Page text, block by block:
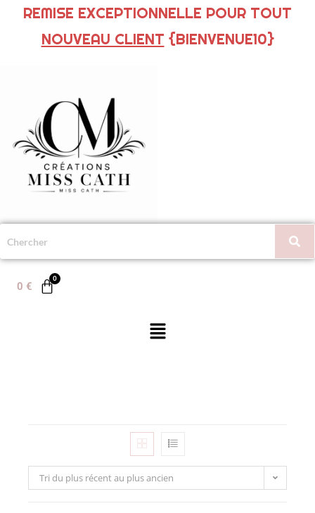
REMISE EXCEPTIONNELLE POUR TOUT
NOUVEAU CLIENT {BIENVENUE10}
0 €
Tri du plus récent au plus ancien